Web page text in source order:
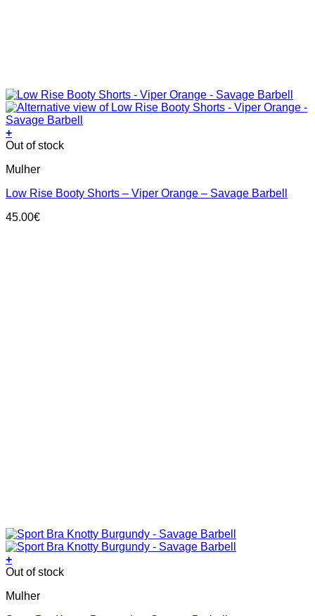
+
This
has
variants.
options
Out of stock
Mulher
Low Rise Booty Shorts – Viper Orange – Savage Barbell
45.00€
+
This
has
Out of stock
Mulher